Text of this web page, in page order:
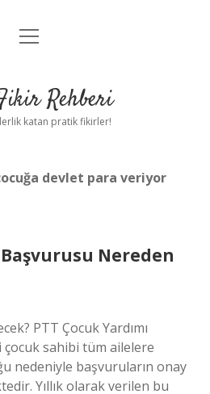
Anasayfa
Uyarı
menüyü
Rehberi
katan pratik fikirler!
devlet para veriyor
Başvurusu Nereden
PTT Çocuk Yardımı
sahibi tüm ailelere
nedeniyle başvuruların onay
Yıllık olarak verilen bu